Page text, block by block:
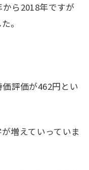
ら2018年ですが
。
評価が462円とい
増えていっていま